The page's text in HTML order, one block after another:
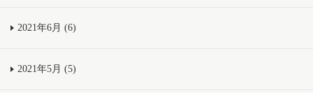
2021年6月 (6)
2021年5月 (5)